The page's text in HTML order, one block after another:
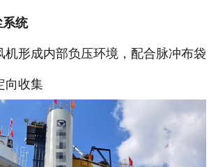
系统
形成内部负压环境，配合脉冲布袋
向收集